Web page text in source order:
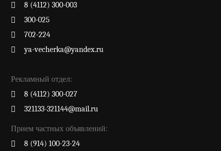
8 (4112) 300-003
300-025
702-224
ya-vecherka@yandex.ru
Рекламный отдел:
8 (4112) 300-027
321133-321144@mail.ru
Прием частных объявлений:
8 (914) 100-23-24